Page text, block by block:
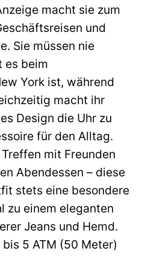
macht sie zum
und
Sie müssen nie
es beim
York ist, während
macht ihr
Design die Uhr zu
für den Alltag.
mit Freunden
Abendessen – diese
stets eine besondere
zu einem eleganten
Jeans und Hemd.
5 ATM (50 Meter)